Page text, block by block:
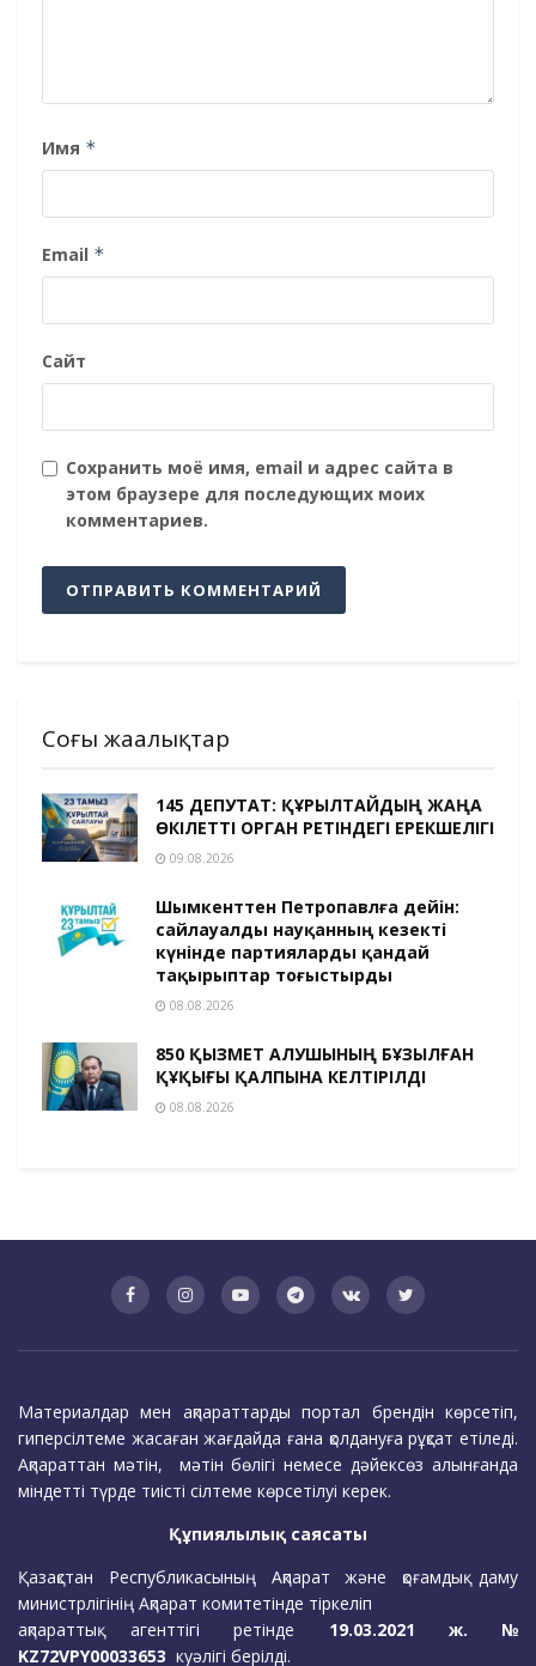
Имя *
Email *
Сайт
Сохранить моё имя, email и адрес сайта в
этом браузере для последующих моих
комментариев.
Соңғы жаңалықтар
145 ДЕПУТАТ: ҚҰРЫЛТАЙДЫҢ ЖАҢА
ӨКІЛЕТТІ ОРГАН РЕТІНДЕГІ ЕРЕКШЕЛІГІ
09.08.2026
Шымкенттен Петропавлға дейін:
сайлауалды науқанның кезекті
күнінде партияларды қандай
тақырыптар тоғыстырды
08.08.2026
850 ҚЫЗМЕТ АЛУШЫНЫҢ БҰЗЫЛҒАН
ҚҰҚЫҒЫ ҚАЛПЫНА КЕЛТІРІЛДІ
08.08.2026
Материалдар мен ақпараттарды портал брендін көрсетіп,
гиперсілтеме жасаған жағдайда ғана қолдануға рұқсат етіледі.
Ақпараттан мәтін, мәтін бөлігі немесе дәйексөз алынғанда
міндетті түрде тиісті сілтеме көрсетілуі керек.
Құпиялылық саясаты
Қазақстан Республикасының Ақпарат және қоғамдық даму
министрлігінің Ақпарат комитетінде тіркеліп
ақпараттық агенттігі ретінде 19.03.2021 ж. №
KZ72VPY00033653 куәлігі берілді.